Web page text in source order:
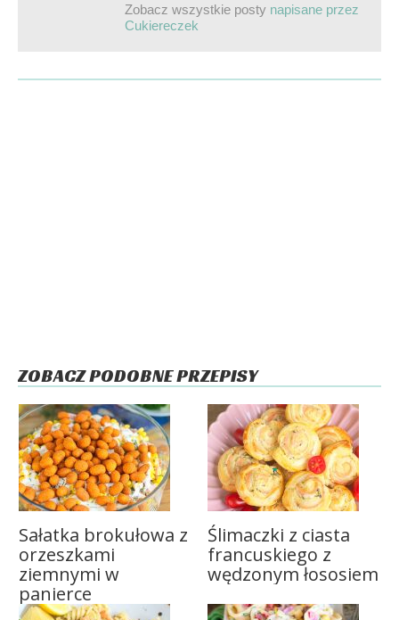
Zobacz wszystkie posty napisane przez
Cukiereczek
ZOBACZ PODOBNE PRZEPISY
Sałatka brokułowa z
orzeszkami
ziemnymi w
panierce
Ślimaczki z ciasta
francuskiego z
wędzonym łososiem